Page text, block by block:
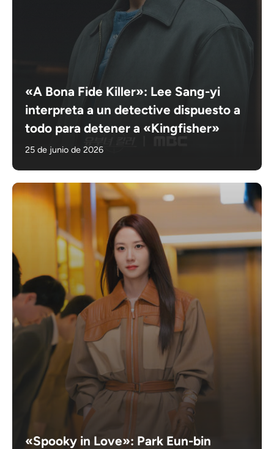
«A Bona Fide Killer»: Lee Sang-yi
interpreta a un detective dispuesto a
todo para detener a «Kingfisher»
25 de junio de 2026
«Spooky in Love»: Park Eun-bin